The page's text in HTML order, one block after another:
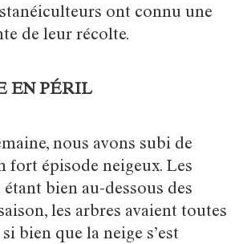
ont connu une
de leur récolte.
EN PÉRIL
nous avons subi de
fort épisode neigeux. Les
bien au-dessous des
les arbres avaient toutes
bien que la neige s’est